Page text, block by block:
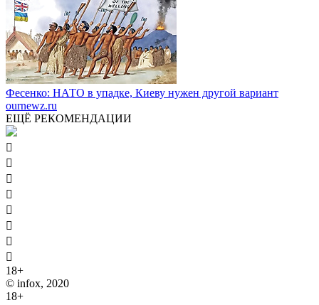
Фесенко: НАТО в упадке, Киеву нужен другой вариант
ournewz.ru
ЕЩЁ РЕКОМЕНДАЦИИ








18+
© infox, 2020
18+